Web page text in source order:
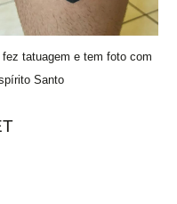
tatuagem e tem foto com
Santo